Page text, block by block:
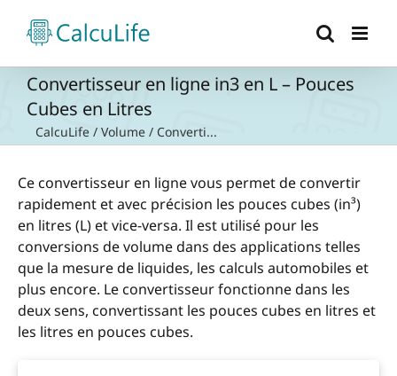
contenu
Convertisseur en ligne in3 en L – Pouces
Cubes en Litres
CalcuLife / Volume / Converti...
Ce convertisseur en ligne vous permet de convertir
rapidement et avec précision les pouces cubes (in³)
en litres (L) et vice-versa. Il est utilisé pour les
conversions de volume dans des applications telles
que la mesure de liquides, les calculs automobiles et
plus encore. Le convertisseur fonctionne dans les
deux sens, convertissant les pouces cubes en litres et
les litres en pouces cubes.